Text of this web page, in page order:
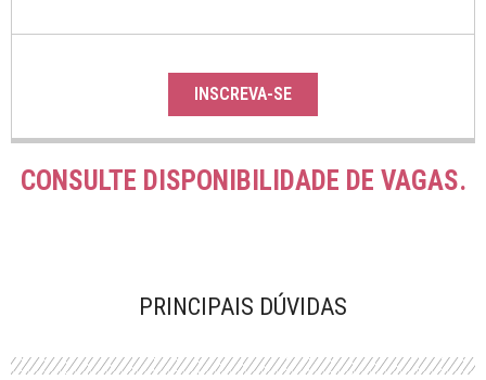
INSCREVA-SE
CONSULTE DISPONIBILIDADE DE VAGAS.
PRINCIPAIS DÚVIDAS